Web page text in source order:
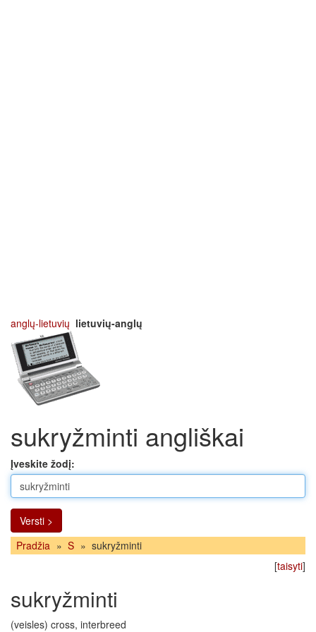
anglų-lietuvių lietuvių-anglų
sukryžminti angliškai
Įveskite žodį:
Versti >
Pradžia » S » sukryžminti
[taisyti]
sukryžminti
(veisles) cross, interbreed